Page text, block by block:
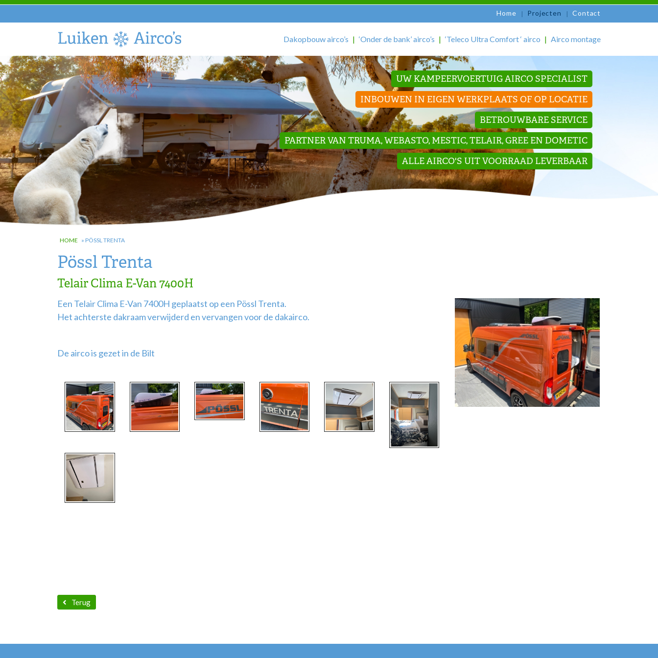
Home Projecten Contact
Dakopbouw airco’s ‘Onder de bank’ airco’s ‘Teleco Ultra Comfort ‘ airco Airco montage
UW KAMPEERVOERTUIG AIRCO SPECIALIST
INBOUWEN IN EIGEN WERKPLAATS OF OP LOCATIE
BETROUWBARE SERVICE
PARTNER VAN TRUMA, WEBASTO, MESTIC, TELAIR, GREE EN DOMETIC
ALLE AIRCO'S UIT VOORRAAD LEVERBAAR
HOME » PÖSSL TRENTA
Pössl Trenta
Telair Clima E-Van 7400H
Een Telair Clima E-Van 7400H geplaatst op een Pössl Trenta.
Het achterste dakraam verwijderd en vervangen voor de dakairco.
De airco is gezet in de Bilt
Terug